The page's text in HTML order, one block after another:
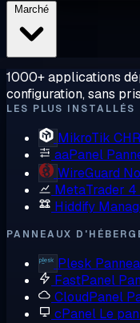
1000+ applications
configuration, sans
LES PLUS INSTALLÉS
MikroTik CHR
aaPanel
WireGuard
MetaTrader 4
Hiddify
PANNEAUX
Plesk
FastPanel
CloudPanel
cPanel Le